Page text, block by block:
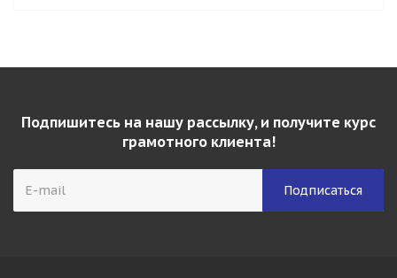
Подпишитесь на нашу рассылку, и получите курс
грамотного клиента!